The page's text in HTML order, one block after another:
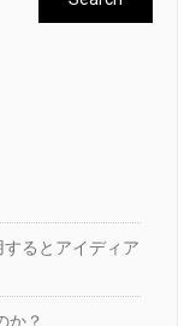
るとアイディア
か？